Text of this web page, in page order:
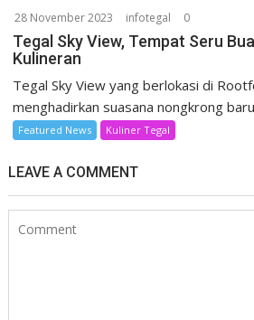
28 November 2023 infotegal 0
Tegal Sky View, Tempat Seru
Kulineran
Tegal Sky View yang berlokasi di
menghadirkan suasana nongkrong
Featured News Kuliner Tegal
LEAVE A COMMENT